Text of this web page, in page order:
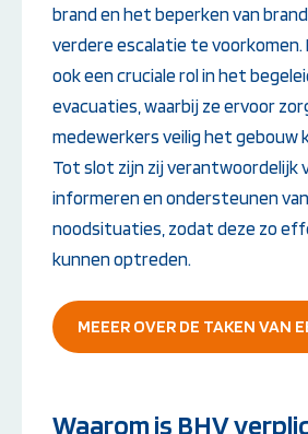
brand en het beperken van
verdere escalatie te voorkomen.
ook een cruciale rol in het
evacuaties, waarbij ze ervoor
medewerkers veilig het gebouw
Tot slot zijn zij verantwoordelijk
informeren en ondersteunen
noodsituaties, zodat deze zo
kunnen optreden.
MEEER OVER DE TAKEN VAN
Waarom is BHV